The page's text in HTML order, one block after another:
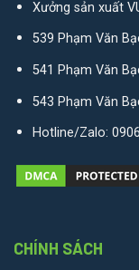
Xưởng sản xuất
539 Phạm Văn
541 Phạm Văn
543 Phạm Văn
Hotline/Zalo:
CHÍNH SÁCH